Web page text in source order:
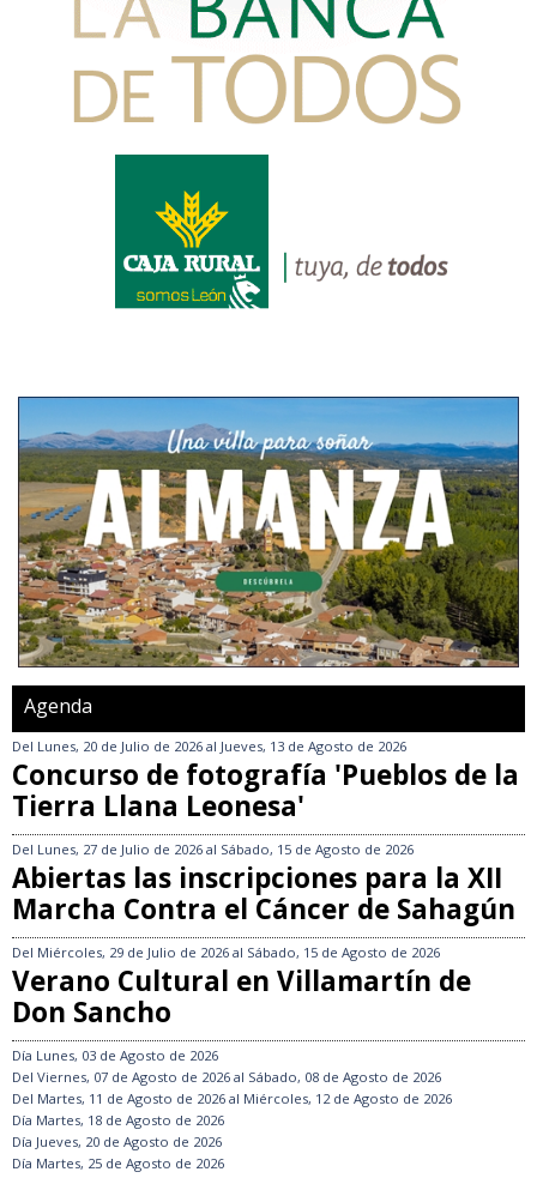
Agenda
Del Lunes, 20 de Julio de 2026 al Jueves, 13 de Agosto de 2026
Concurso de fotografía 'Pueblos de la
Tierra Llana Leonesa'
Del Lunes, 27 de Julio de 2026 al Sábado, 15 de Agosto de 2026
Abiertas las inscripciones para la XII
Marcha Contra el Cáncer de Sahagún
Del Miércoles, 29 de Julio de 2026 al Sábado, 15 de Agosto de 2026
Verano Cultural en Villamartín de
Don Sancho
Día Lunes, 03 de Agosto de 2026
Del Viernes, 07 de Agosto de 2026 al Sábado, 08 de Agosto de 2026
Del Martes, 11 de Agosto de 2026 al Miércoles, 12 de Agosto de 2026
Día Martes, 18 de Agosto de 2026
Día Jueves, 20 de Agosto de 2026
Día Martes, 25 de Agosto de 2026